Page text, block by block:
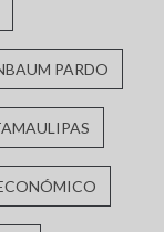
PARDO